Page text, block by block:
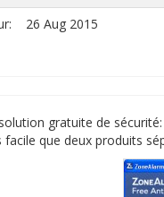
26 Aug 2015
gratuite de
facile que deux produits